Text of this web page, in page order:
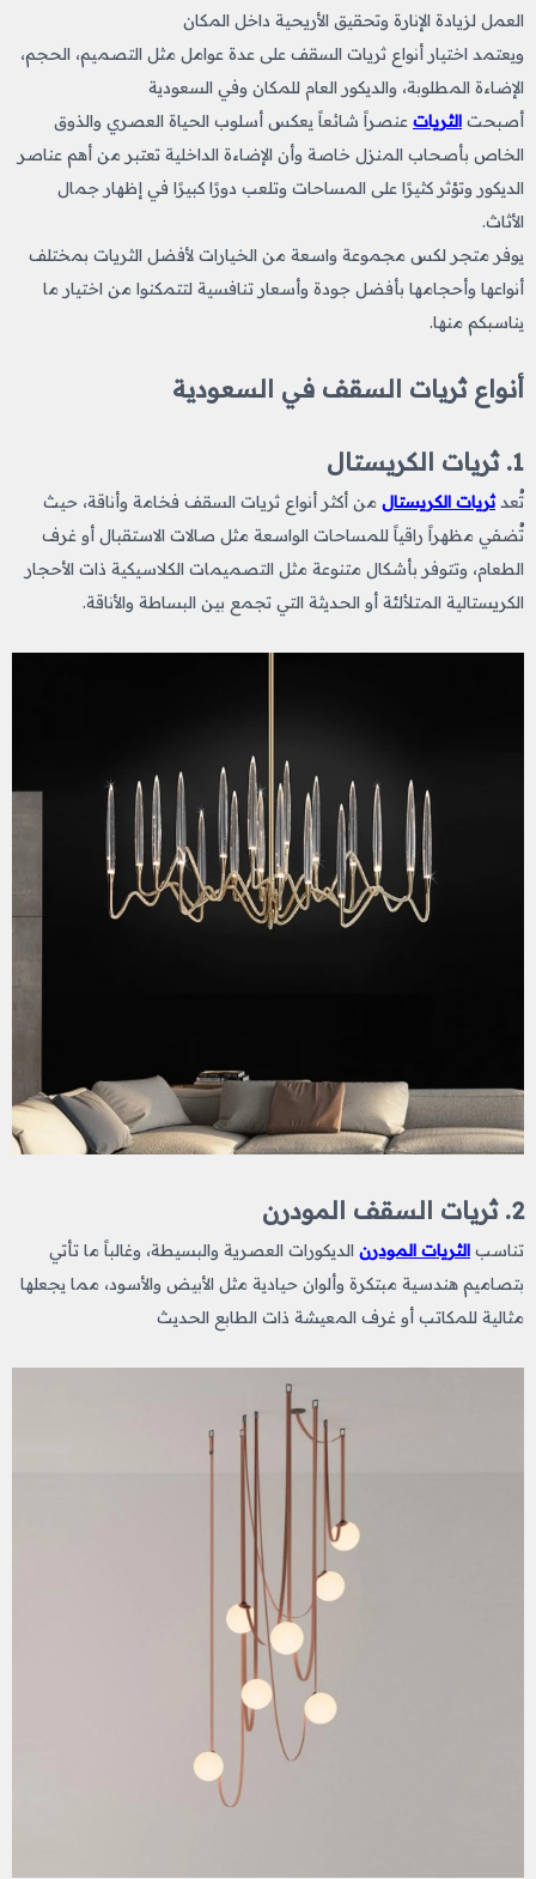
العمل لزيادة الإنارة وتحقيق الأريحية داخل المكان
ويعتمد اختيار أنواع ثريات السقف على عدة عوامل مثل التصميم، الحجم،
الإضاءة المطلوبة، والديكور العام للمكان وفي السعودية
أصبحت الثريات عنصراً شائعاً يعكس أسلوب الحياة العصري والذوق
الخاص بأصحاب المنزل خاصة وأن الإضاءة الداخلية تعتبر من أهم عناصر
الديكور وتؤثر كثيرًا على المساحات وتلعب دورًا كبيرًا في إظهار جمال
الأثاث.
يوفر متجر لكس مجموعة واسعة من الخيارات لأفضل الثريات بمختلف
أنواعها وأحجامها بأفضل جودة وأسعار تنافسية لتتمكنوا من اختيار ما
يناسبكم منها.
أنواع ثريات السقف في السعودية
1. ثريات الكريستال
تُعدثريات الكريستال من أكثر أنواع ثريات السقف فخامة وأناقة، حيث
تُضفي مظهراً راقياً للمساحات الواسعة مثل صالات الاستقبال أو غرف
الطعام، وتتوفر بأشكال متنوعة مثل التصميمات الكلاسيكية ذات الأحجار
الكريستالية المتلألئة أو الحديثة التي تجمع بين البساطة والأناقة.
2. ثريات السقف المودرن
تناسب الثريات المودرن الديكورات العصرية والبسيطة، وغالباً ما تأتي
بتصاميم هندسية مبتكرة وألوان حيادية مثل الأبيض والأسود، مما يجعلها
مثالية للمكاتب أو غرف المعيشة ذات الطابع الحديث